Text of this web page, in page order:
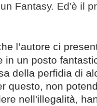
Fantasy. Ed'è il
l’autore ci
in un posto
della perfidia di
questo, non
nell'illegalità,